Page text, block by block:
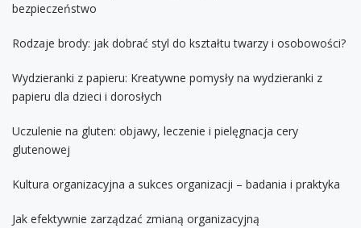
bezpieczeństwo
Rodzaje brody: jak dobrać styl do kształtu twarzy i osobowości?
Wydzieranki z papieru: Kreatywne pomysły na wydzieranki z
papieru dla dzieci i dorosłych
Uczulenie na gluten: objawy, leczenie i pielęgnacja cery
glutenowej
Kultura organizacyjna a sukces organizacji – badania i praktyka
Jak efektywnie zarządzać zmianą organizacyjną